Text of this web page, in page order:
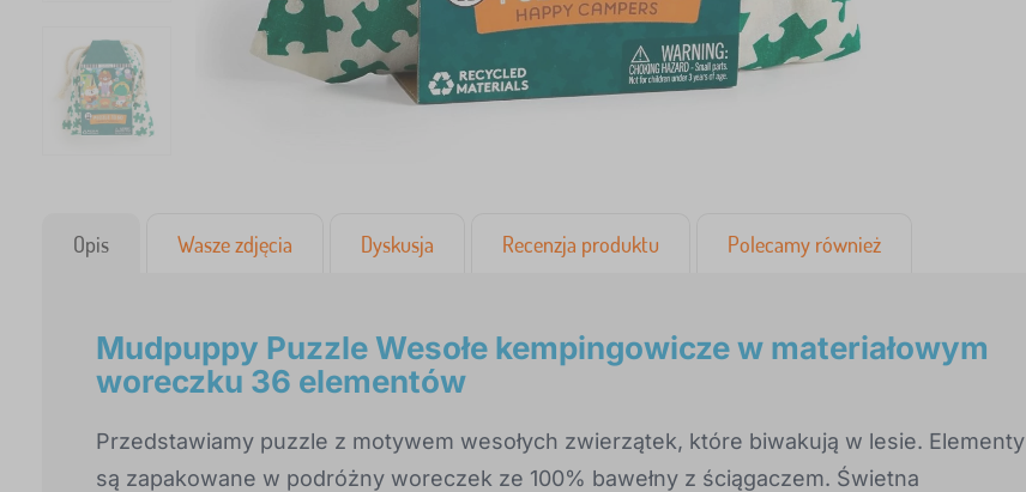
Opis Wasze zdjęcia Dyskusja Recenzja produktu Polecamy również
Mudpuppy Puzzle Wesołe kempingowicze w materiałowym
woreczku 36 elementów
Przedstawiamy puzzle z motywem wesołych zwierzątek, które biwakują w lesie. Elementy
są zapakowane w podróżny woreczek ze 100% bawełny z ściągaczem. Świetna